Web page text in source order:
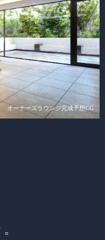
オーナーズラウンジ完成予想CG